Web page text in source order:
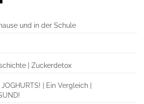
und in der Schule
| Zuckerdetox
| Ein Vergleich |